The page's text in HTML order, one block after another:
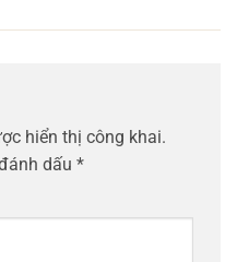
hiển thị công khai.
dấu *